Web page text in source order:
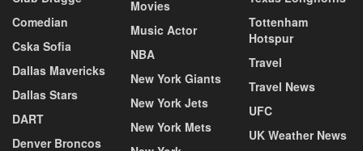
Comedian
Cska Sofia
Dallas Mavericks
Dallas Stars
DART
Denver Broncos
Movies
Music Actor
NBA
New York Giants
New York Jets
New York Mets
Tottenham
Hotspur
Travel
Travel News
UFC
UK Weather News